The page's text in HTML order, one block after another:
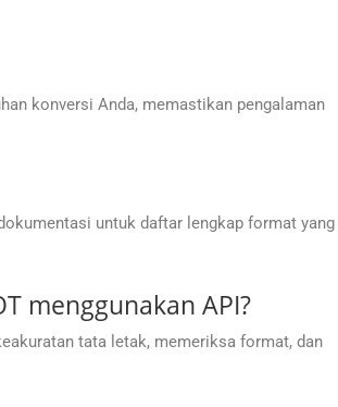
konversi Anda, memastikan pengalaman
untuk daftar lengkap format yang
menggunakan API?
tata letak, memeriksa format, dan